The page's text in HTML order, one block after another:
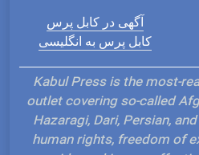
آگهی در کابل پرس
کابل پرس به انگلیسی
Kabul Press is the most-
outlet covering so-called
Hazaragi, Dari, Persian,
human rights, freedom of